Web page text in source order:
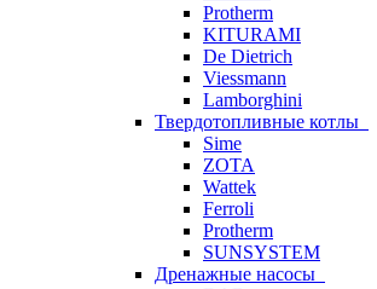
Protherm
KITURAMI
De Dietrich
Viessmann
Lamborghini
Твердотопливные котлы
Sime
ZOTA
Wattek
Ferroli
Protherm
SUNSYSTEM
Дренажные насосы